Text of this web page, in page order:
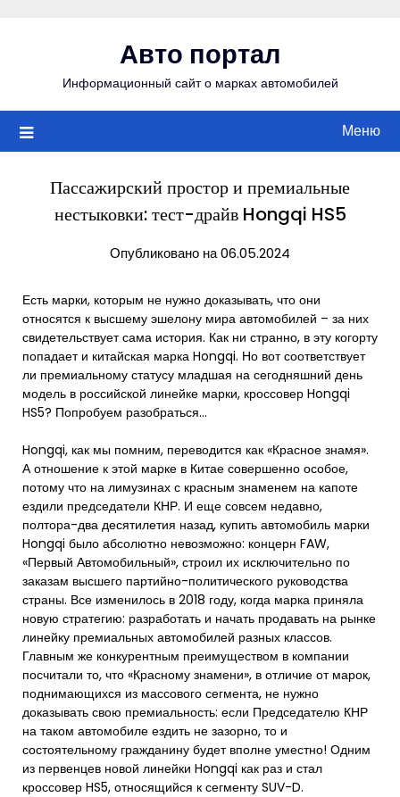
Авто портал
Информационный сайт о марках автомобилей
Меню
Пассажирский простор и премиальные
нестыковки: тест-драйв Hongqi HS5
Опубликовано на 06.05.2024
Есть марки, которым не нужно доказывать, что они
относятся к высшему эшелону мира автомобилей – за них
свидетельствует сама история. Как ни странно, в эту когорту
попадает и китайская марка Hongqi. Но вот соответствует
ли премиальному статусу младшая на сегодняшний день
модель в российской линейке марки, кроссовер Hongqi
HS5? Попробуем разобраться…
Hongqi, как мы помним, переводится как «Красное знамя».
А отношение к этой марке в Китае совершенно особое,
потому что на лимузинах с красным знаменем на капоте
ездили председатели КНР. И еще совсем недавно,
полтора-два десятилетия назад, купить автомобиль марки
Hongqi было абсолютно невозможно: концерн FAW,
«Первый Автомобильный», строил их исключительно по
заказам высшего партийно-политического руководства
страны. Все изменилось в 2018 году, когда марка приняла
новую стратегию: разработать и начать продавать на рынке
линейку премиальных автомобилей разных классов.
Главным же конкурентным преимуществом в компании
посчитали то, что «Красному знамени», в отличие от марок,
поднимающихся из массового сегмента, не нужно
доказывать свою премиальность: если Председателю КНР
на таком автомобиле ездить не зазорно, то и
состоятельному гражданину будет вполне уместно! Одним
из первенцев новой линейки Hongqi как раз и стал
кроссовер HS5, относящийся к сегменту SUV-D.